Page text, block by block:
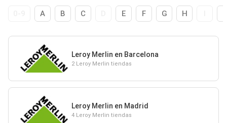
A B C E F G H
Leroy Merlin en Barcelona
2 Leroy Merlin tiendas
Leroy Merlin en Madrid
4 Leroy Merlin tiendas